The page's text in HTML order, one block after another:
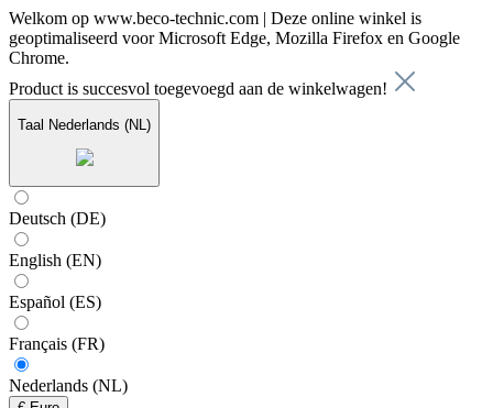
Welkom op www.beco-technic.com | Deze online winkel is
geoptimaliseerd voor Microsoft Edge, Mozilla Firefox en Google
Chrome.
Product is succesvol toegevoegd aan de winkelwagen!
Taal Nederlands (NL)
Deutsch (DE)
English (EN)
Español (ES)
Français (FR)
Nederlands (NL)